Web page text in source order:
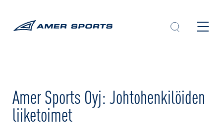
Amer Sports Oyj: Johtohenkilöiden
liiketoimet